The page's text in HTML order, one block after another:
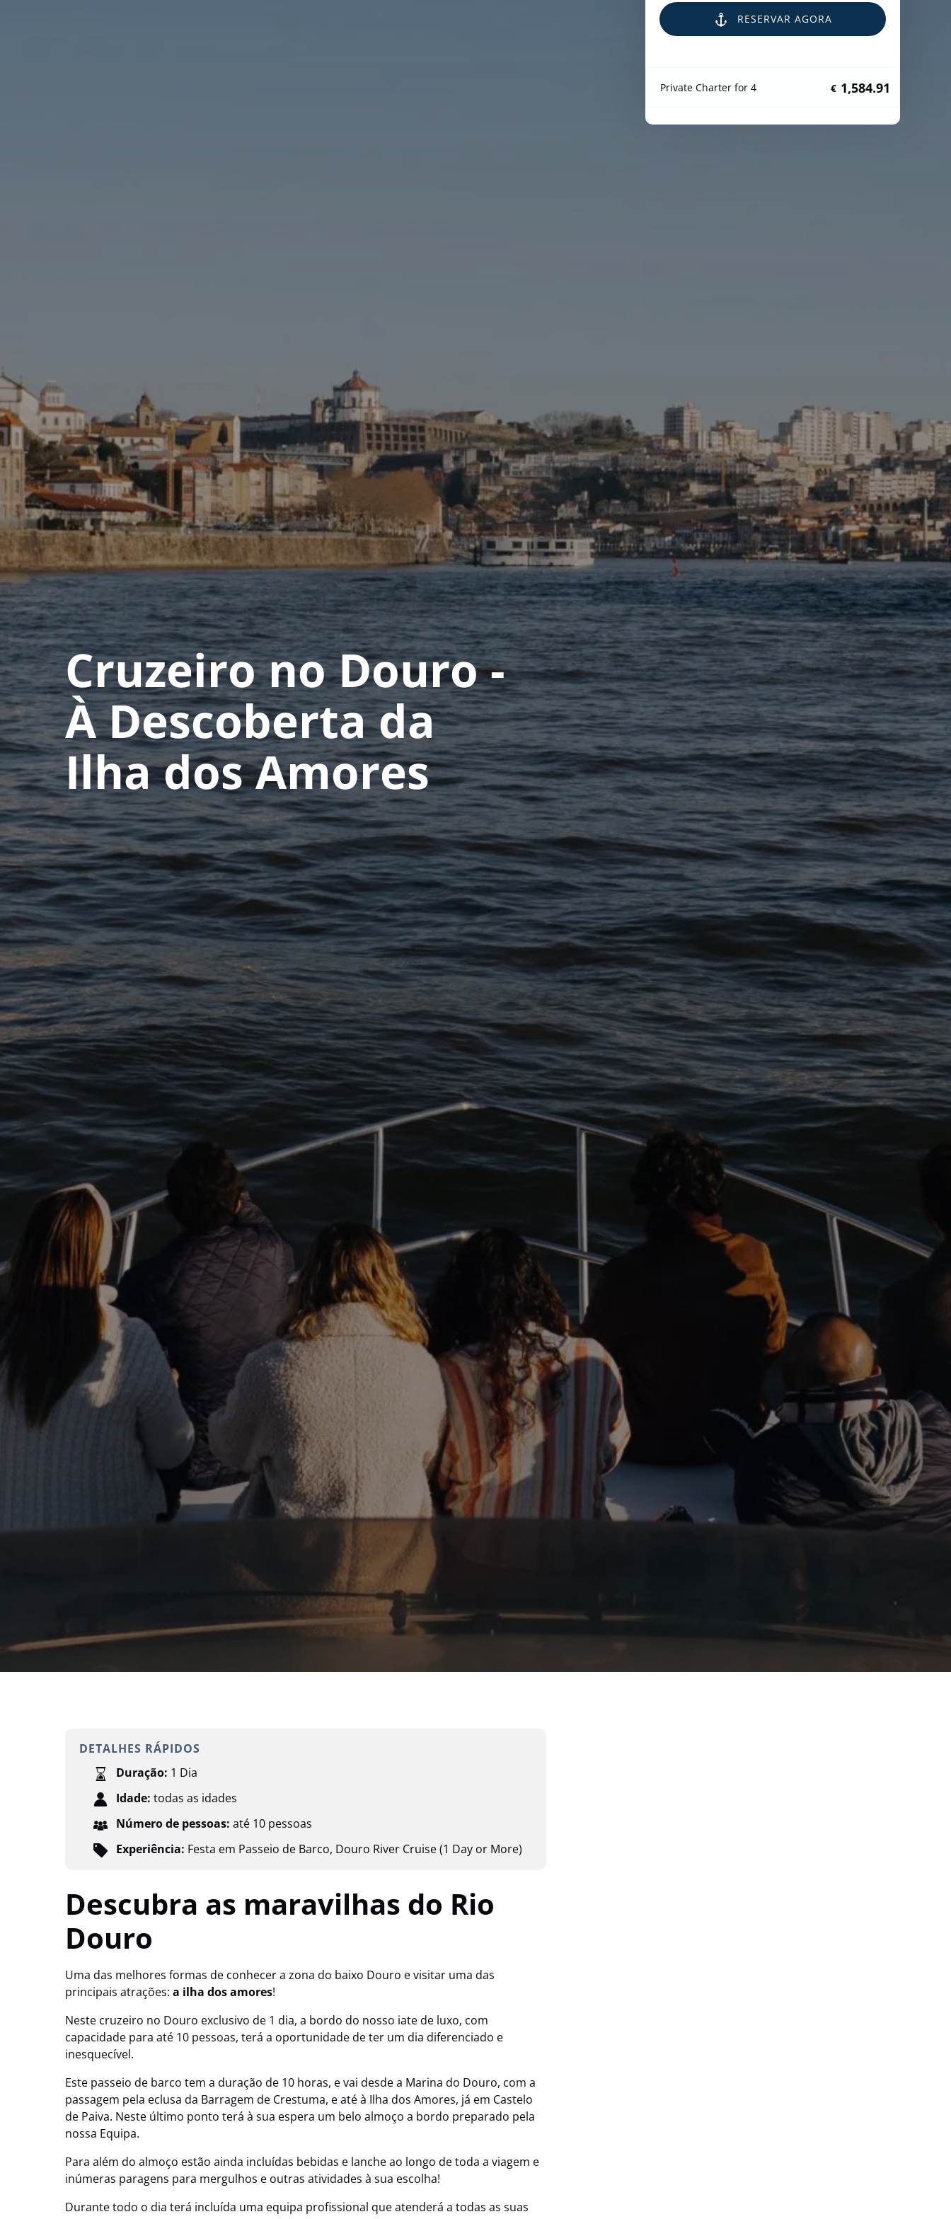
Cruzeiro no Douro -
À Descoberta da
Ilha dos Amores
RESERVAR AGORA
Private Charter for 4 € 1,584.91
DETALHES RÁPIDOS
Duração: 1 Dia
Idade: todas as idades
Número de pessoas: até 10 pessoas
Experiência: Festa em Passeio de Barco, Douro River Cruise (1 Day or More)
Descubra as maravilhas do Rio
Douro
Uma das melhores formas de conhecer a zona do baixo Douro e visitar uma das
principais atrações: a ilha dos amores!
Neste cruzeiro no Douro exclusivo de 1 dia, a bordo do nosso iate de luxo, com
capacidade para até 10 pessoas, terá a oportunidade de ter um dia diferenciado e
inesquecível.
Este passeio de barco tem a duração de 10 horas, e vai desde a Marina do Douro, com a
passagem pela eclusa da Barragem de Crestuma, e até à Ilha dos Amores, já em Castelo
de Paiva. Neste último ponto terá à sua espera um belo almoço a bordo preparado pela
nossa Equipa.
Para além do almoço estão ainda incluídas bebidas e lanche ao longo de toda a viagem e
inúmeras paragens para mergulhos e outras atividades à sua escolha!
Durante todo o dia terá incluída uma equipa profissional que atenderá a todas as suas